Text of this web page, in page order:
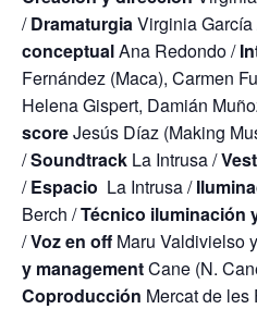
/DramaturgiaVirginia García
conceptualAna Redondo /
Fernández (Maca), Carmen
Helena Gispert, Damián
scoreJesús Díaz (Making
/Soundtrack La Intrusa /
/Espacio La Intrusa /
Berch /Técnico iluminación
/Voz en off Maru Valdivielso
y managementCane (N.
Coproducción Mercat de les